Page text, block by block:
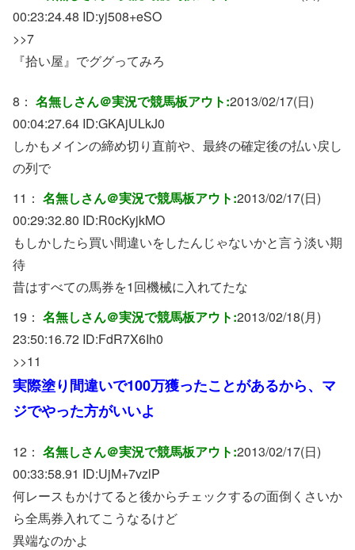
00:23:24.48 ID:yj508+eSO
>>7
『拾い屋』でググってみろ
8： 名無しさん＠実況で競馬板アウト:2013/02/17(日)
00:04:27.64 ID:GKAjULkJ0
しかもメインの締め切り直前や、最終の確定後の払い戻し
の列で
11： 名無しさん＠実況で競馬板アウト:2013/02/17(日)
00:29:32.80 ID:R0cKyjkMO
もしかしたら買い間違いをしたんじゃないかと言う淡い期
待
昔はすべての馬券を1回機械に入れてたな
19： 名無しさん＠実況で競馬板アウト:2013/02/18(月)
23:50:16.72 ID:FdR7X6Ih0
>>11
実際塗り間違いで100万獲ったことがあるから、マ
ジでやった方がいいよ
12： 名無しさん＠実況で競馬板アウト:2013/02/17(日)
00:33:58.91 ID:UjM+7vzlP
何レースもかけてると後からチェックするの面倒くさいか
ら全馬券入れてこうなるけど
異端なのかよ